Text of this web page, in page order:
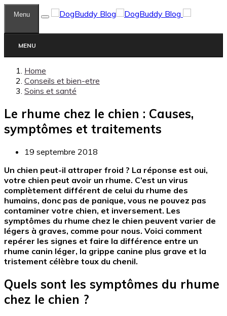
Menu
MENU
Home
Conseils et bien-etre
Soins et santé
Le rhume chez le chien : Causes,
symptômes et traitements
19 septembre 2018
Un chien peut-il attraper froid ? La réponse est oui,
votre chien peut avoir un rhume. C’est un virus
complètement différent de celui du rhume des
humains, donc pas de panique, vous ne pouvez pas
contaminer votre chien, et inversement. Les
symptômes du rhume chez le chien peuvent varier de
légers à graves, comme pour nous. Voici comment
repérer les signes et faire la différence entre un
rhume canin léger, la grippe canine plus grave et la
tristement célèbre toux du chenil.
Quels sont les symptômes du rhume
chez le chien ?